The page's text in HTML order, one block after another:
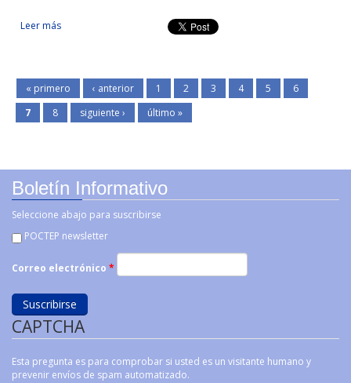
Leer más sobre Proteção e conservação do Lince Ibérico
« primero ‹ anterior 1 2 3 4 5
6
7
8 siguiente › último »
Boletín Informativo
Seleccione abajo para suscribirse
POCTEP newsletter
Correo electrónico *
CAPTCHA
Esta pregunta es para comprobar si usted es un visitante humano y
prevenir envíos de spam automatizado.